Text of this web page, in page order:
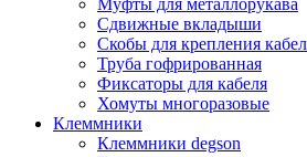
Муфты для металлорукава
Сдвижные вкладыши
Скобы для крепления
Труба гофрированная
Фиксаторы для кабеля
Хомуты многоразовые
Клеммники
Клеммники degson